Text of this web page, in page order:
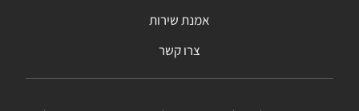
אמנת שירות
צרו קשר